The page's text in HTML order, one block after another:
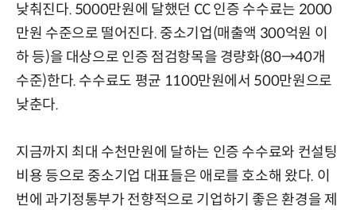
낮춰진다. 5000만원에 달했던 CC 인증 수수료는 2000
만원 수준으로 떨어진다. 중소기업(매출액 300억원 이
하 등)을 대상으로 인증 점검항목을 경량화(80→40개
수준)한다. 수수료도 평균 1100만원에서 500만원으로
낮춘다.
지금까지 최대 수천만원에 달하는 인증 수수료와 컨설팅
비용 등으로 중소기업 대표들은 애로를 호소해 왔다. 이
번에 과기정통부가 전향적으로 기업하기 좋은 환경을 제